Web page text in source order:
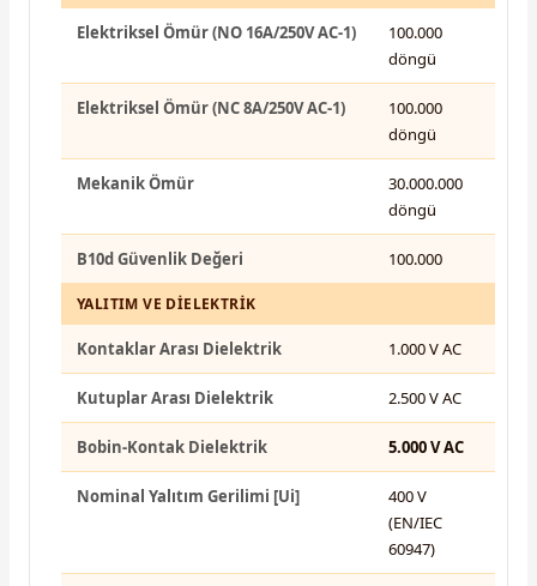
Elektriksel Ömür (NO 16A/250V AC-1)
100.000
döngü
Elektriksel Ömür (NC 8A/250V AC-1)
100.000
döngü
Mekanik Ömür
30.000.000
döngü
B10d Güvenlik Değeri 100.000
YALITIM VE DIELEKTRIK
Kontaklar Arası Dielektrik 1.000 V AC
Kutuplar Arası Dielektrik 2.500 V AC
Bobin-Kontak Dielektrik 5.000 V AC
Nominal Yalıtım Gerilimi [Ui]
400 V
(EN/IEC
60947)